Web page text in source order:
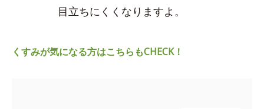
目立ちにくくなりますよ。
くすみが気になる方はこちらもCHECK！